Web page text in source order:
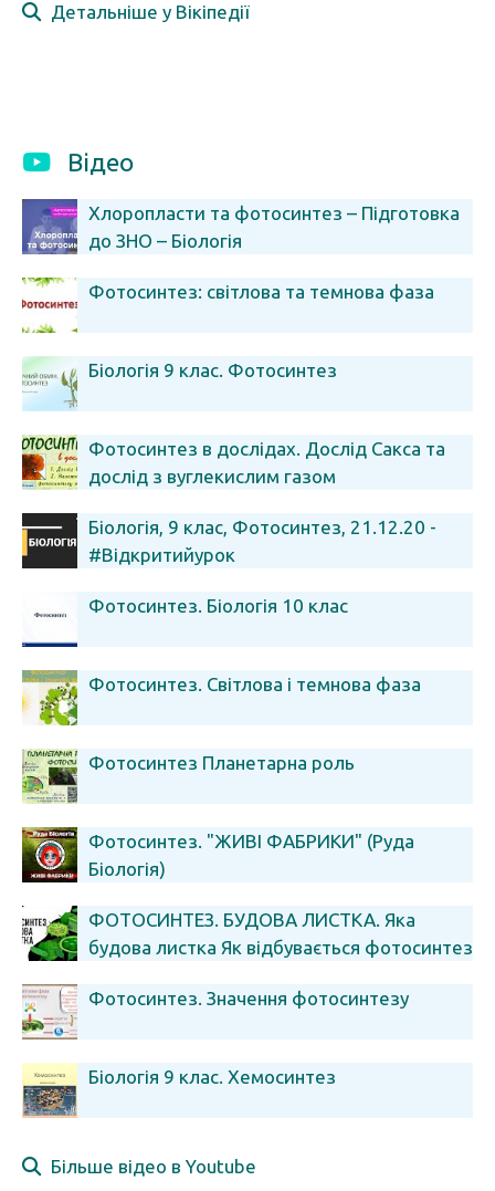
Детальніше у Вікіпедії
Відео
Хлоропласти та фотосинтез – Підготовка
до ЗНО – Біологія
Фотосинтез: світлова та темнова фаза
Біологія 9 клас. Фотосинтез
Фотосинтез в дослідах. Дослід Сакса та
дослід з вуглекислим газом
Біологія, 9 клас, Фотосинтез, 21.12.20 -
#Відкритийурок
Фотосинтез. Біологія 10 клас
Фотосинтез. Світлова і темнова фаза
Фотосинтез Планетарна роль
Фотосинтез. "ЖИВІ ФАБРИКИ" (Руда
Біологія)
ФОТОСИНТЕЗ. БУДОВА ЛИСТКА. Яка
будова листка Як відбувається фотосинтез
Фотосинтез. Значення фотосинтезу
Біологія 9 клас. Хемосинтез
Більше відео в Youtube